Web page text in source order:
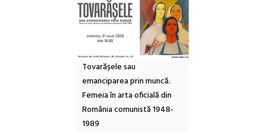
Tovarășele sau
emanciparea prin muncă.
Femeia în arta oficială din
România comunistă 1948-
1989